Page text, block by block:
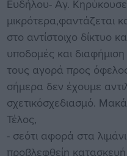
Ευδήλου- Αγ.
μικρότερα,φαντάζεται
στο αντίστοιχο δίκτυο
υποδομές και
τους αγορά προς
σήμερα δεν έχουμε
σχετικόσχεδιασμό.
Τέλος,
- σεότι αφορά στα
προβλεφθείη